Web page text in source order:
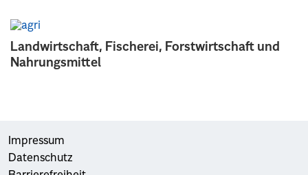
Landwirtschaft, Fischerei, Forstwirtschaft und
Nahrungsmittel
Impressum
Datenschutz